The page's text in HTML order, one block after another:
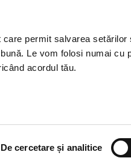
permit salvarea setărilor
Le vom folosi numai cu
acordul tău.
De cercetare și analitice